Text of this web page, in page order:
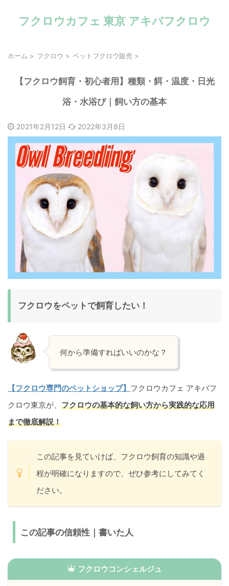
フクロウカフェ 東京 アキバフクロウ
ホーム > フクロウ > ペットフクロウ販売 >
【フクロウ飼育・初心者用】種類・餌・温度・日光
浴・水浴び｜飼い方の基本
2021年2月12日 2022年3月8日
フクロウをペットで飼育したい！
何から準備すればいいのかな？
【フクロウ専門のペットショップ】 フクロウカフェ アキバフ
クロウ東京が、 フクロウの基本的な飼い方から実践的な応用
まで徹底解説！
この記事を見ていけば、フクロウ飼育の知識や過
程が明確になりますので、ぜひ参考にしてみてく
ださい。
この記事の信頼性｜書いた人
フクロウコンシェルジュ